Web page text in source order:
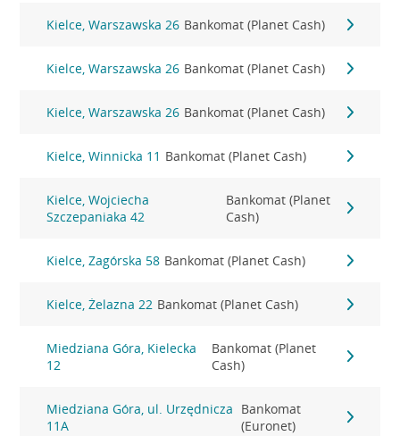
Kielce, Warszawska 26 Bankomat (Planet Cash)
Kielce, Warszawska 26 Bankomat (Planet Cash)
Kielce, Warszawska 26 Bankomat (Planet Cash)
Kielce, Winnicka 11 Bankomat (Planet Cash)
Kielce, Wojciecha
Szczepaniaka 42
Bankomat (Planet
Cash)
Kielce, Zagórska 58 Bankomat (Planet Cash)
Kielce, Żelazna 22 Bankomat (Planet Cash)
Miedziana Góra, Kielecka
12
Bankomat (Planet
Cash)
Miedziana Góra, ul. Urzędnicza
11A
Bankomat
(Euronet)